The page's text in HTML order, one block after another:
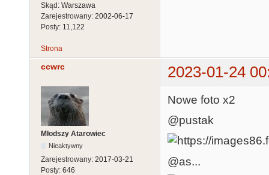
Skąd: Warszawa
Zarejestrowany: 2002-06-17
Posty: 11,122
Strona
ccwrc 2023-01-24
Młodszy Atarowiec
Nieaktywny
Zarejestrowany: 2017-03-21
Posty: 646
Nowe foto x2
@pustak
@as...